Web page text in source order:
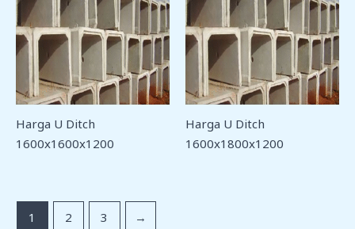
Harga U Ditch
1600x1600x1200
Harga U Ditch
1600x1800x1200
1 2 3 →